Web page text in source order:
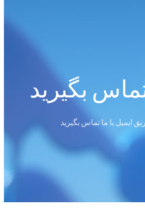
تماس بگیرید
ایمیل با ما تماس بگیرید